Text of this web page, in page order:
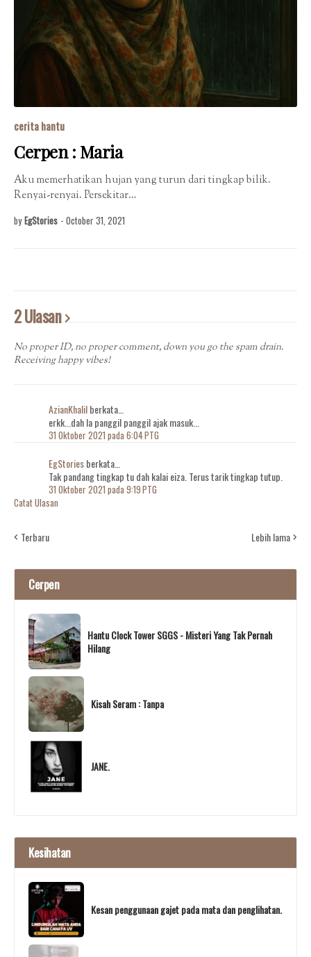
cerita hantu
Cerpen : Maria
Aku memerhatikan hujan yang turun dari tingkap bilik.
Renyai-renyai. Persekitar…
by EgStories - October 31, 2021
2 Ulasan
No proper ID, no proper comment, down you go the spam drain.
Receiving happy vibes!
AzianKhalilberkata…
erkk...dah la panggil panggil ajak masuk...
31 Oktober 2021 pada 6:04 PTG
EgStoriesberkata…
Tak pandang tingkap tu dah kalai eiza. Terus tarik tingkap tutup.
31 Oktober 2021 pada 9:19 PTG
Catat Ulasan
Terbaru Lebih lama
Cerpen
Hantu Clock Tower SGGS - Misteri Yang Tak Pernah
Hilang
Kisah Seram : Tanpa
JANE.
Kesihatan
Kesan penggunaan gajet pada mata dan penglihatan.